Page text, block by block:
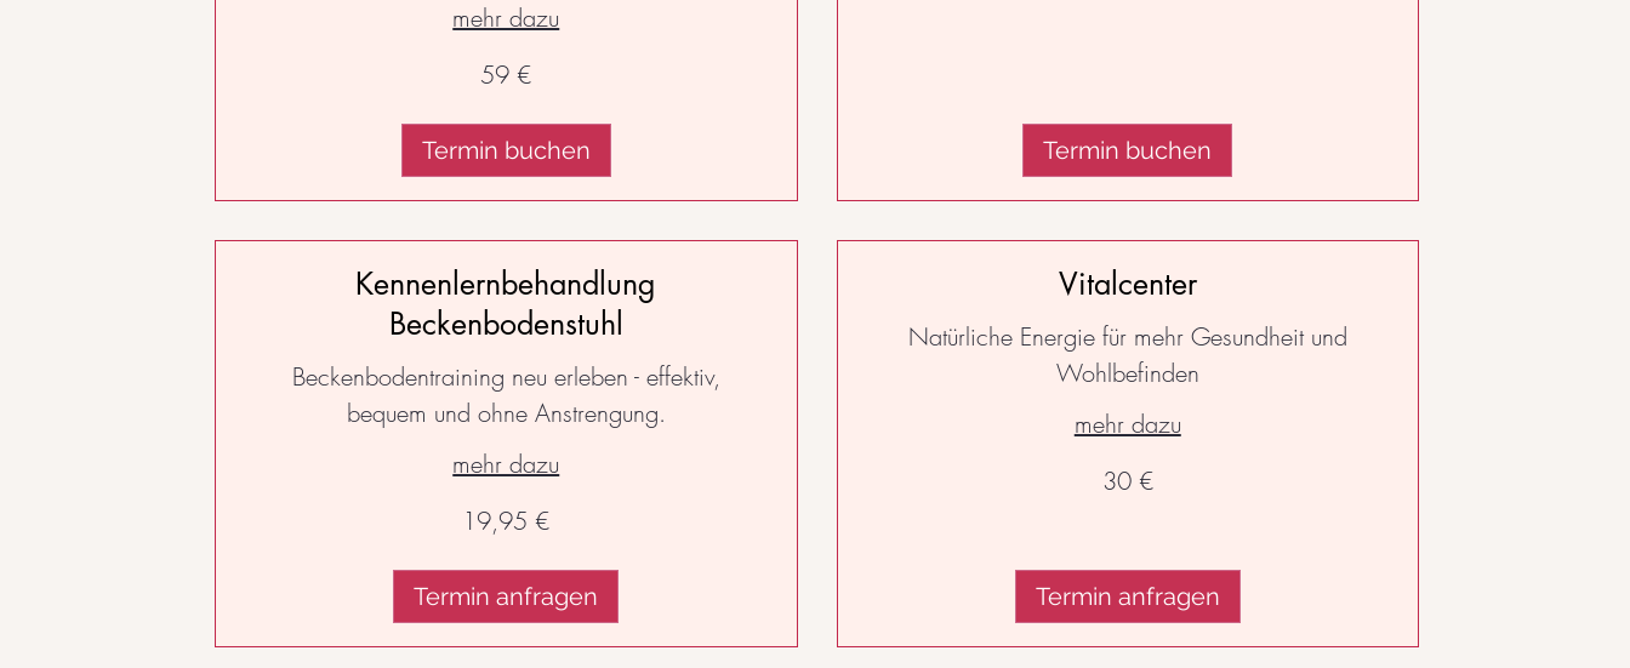
mehr dazu
59 €
Termin buchen Termin buchen
Kennenlernbehandlung
Beckenbodenstuhl
Beckenbodentraining neu erleben - effektiv,
bequem und ohne Anstrengung.
mehr dazu
19,95 €
Termin anfragen
Vitalcenter
Natürliche Energie für mehr Gesundheit und
Wohlbefinden
mehr dazu
30 €
Termin anfragen